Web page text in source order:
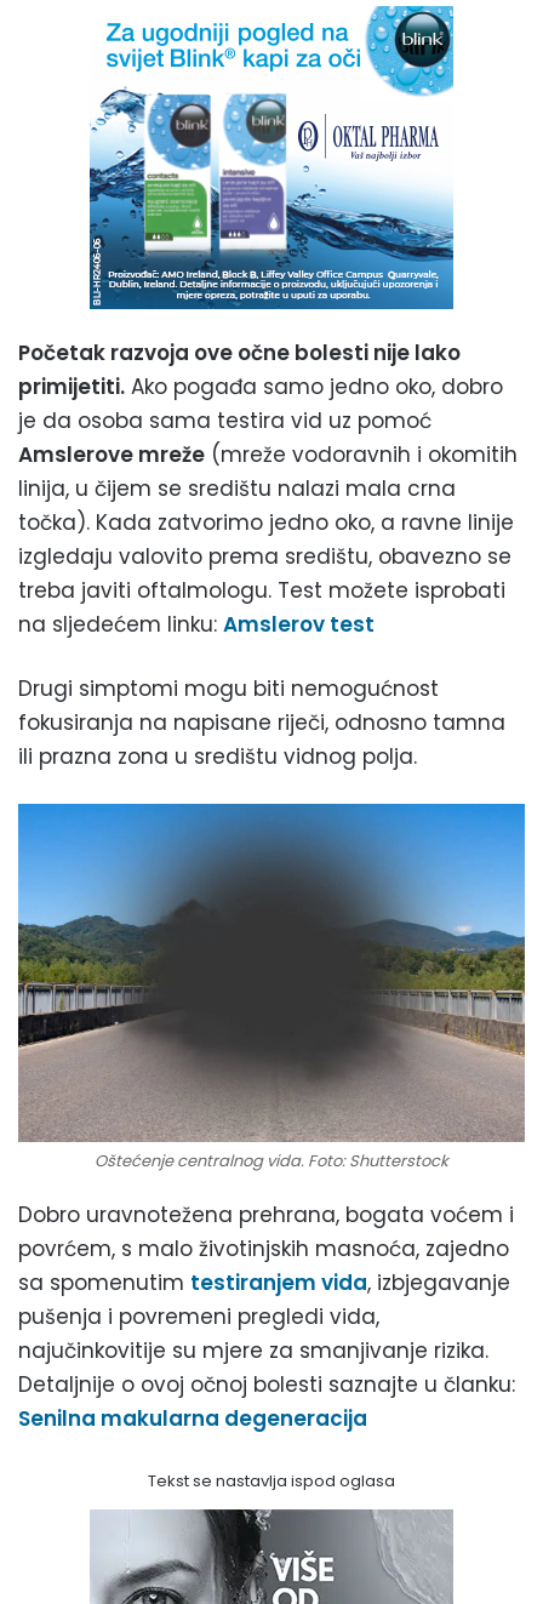
Početak razvoja ove očne bolesti nije lako
primijetiti. Ako pogađa samo jedno oko, dobro
je da osoba sama testira vid uz pomoć
Amslerove mreže (mreže vodoravnih i okomitih
linija, u čijem se središtu nalazi mala crna
točka). Kada zatvorimo jedno oko, a ravne linije
izgledaju valovito prema središtu, obavezno se
treba javiti oftalmologu. Test možete isprobati
na sljedećem linku: Amslerov test
Drugi simptomi mogu biti nemogućnost
fokusiranja na napisane riječi, odnosno tamna
ili prazna zona u središtu vidnog polja.
Oštećenje centralnog vida. Foto: Shutterstock
Dobro uravnotežena prehrana, bogata voćem i
povrćem, s malo životinjskih masnoća, zajedno
sa spomenutim testiranjem vida, izbjegavanje
pušenja i povremeni pregledi vida,
najučinkovitije su mjere za smanjivanje rizika.
Detaljnije o ovoj očnoj bolesti saznajte u članku:
Senilna makularna degeneracija
Tekst se nastavlja ispod oglasa